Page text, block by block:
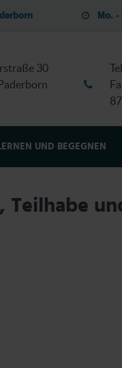
Mo.
30
UND BEGEGNEN
Teilhabe